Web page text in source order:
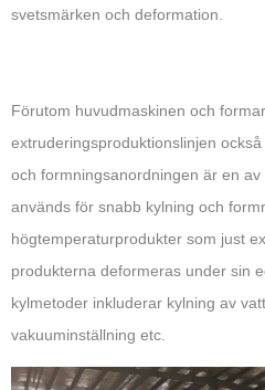
svetsmärken och deformation.
Förutom huvudmaskinen och
extruderingsproduktionslinjen
och formningsanordningen är en
används för snabb kylning och
högtemperaturprodukter som just
produkterna deformeras under sin
kylmetoder inkluderar kylning av
vakuuminställning etc.